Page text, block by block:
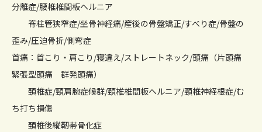
分離症/腰椎椎間板ヘルニア
脊柱管狭窄症/坐骨神経痛/産後の骨盤矯正/すべり症/骨盤の
歪み/圧迫骨折/側弯症
首痛：首こり・肩こり/寝違え/ストレートネック/頭痛（片頭痛
緊張型頭痛 群発頭痛）
頚椎症/頸肩腕症候群/頚椎椎間板ヘルニア/頸椎神経根症/む
ち打ち損傷
頚椎後縦靭帯骨化症